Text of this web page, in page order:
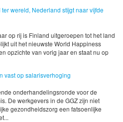
wereld, Nederland stijgt naar vijfde
op rij is Finland uitgeroepen tot het land
uit het nieuwste World Happiness
opzichte van vorig jaar en staat nu op
vast op salarisverhoging
onderhandelingsronde voor de
De werkgevers in de GGZ zijn niet
gezondheidszorg een fatsoenlijke